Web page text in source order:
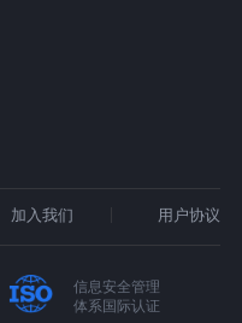
加入我们 用户协议
信息安全管理
体系国际认证